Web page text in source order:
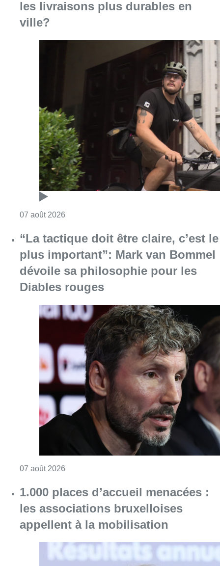
Consulter l'article "Dernier kilomètre :
“La tactique doit être claire, c’est le
plus important”: Mark van Bommel
dévoile sa philosophie pour les
Diables rouges
Consulter l'article "“La tactique doit être
1.000 places d’accueil menacées :
les associations bruxelloises
appellent à la mobilisation